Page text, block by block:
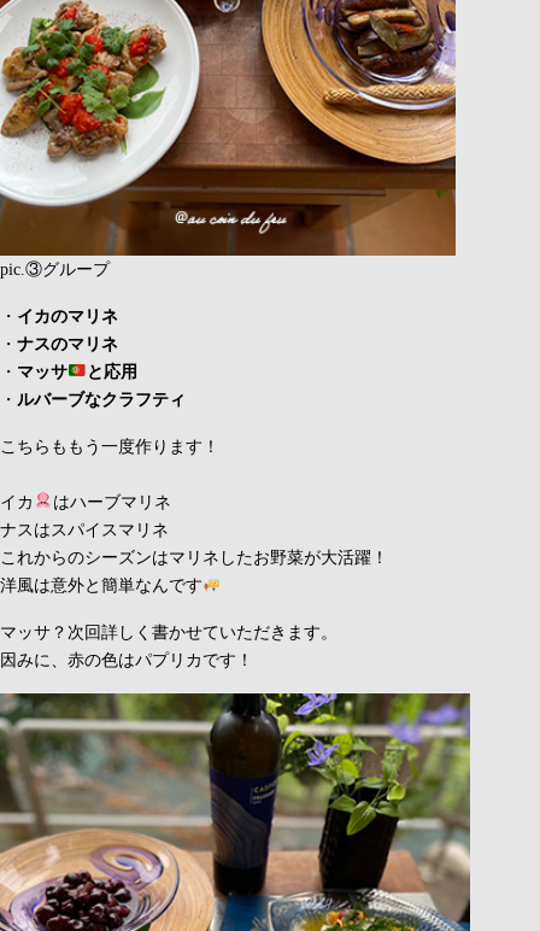
pic.③グループ
・ イカのマリネ
・ ナスのマリネ
・ マッサ
と応用
・ ルバーブなクラフティ
こちらももう一度作ります！
イカ
はハーブマリネ
ナスはスパイスマリネ
これからのシーズンはマリネしたお野菜が大活躍！
洋風は意外と簡単なんです
マッサ？次回詳しく書かせていただきます。
因みに、赤の色はパプリカです！